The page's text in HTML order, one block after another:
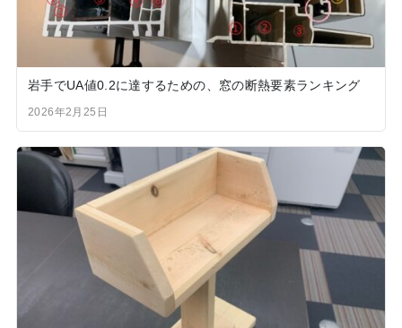
岩手でUA値0.2に達するための、窓の断熱要素ランキング
2026年2月25日